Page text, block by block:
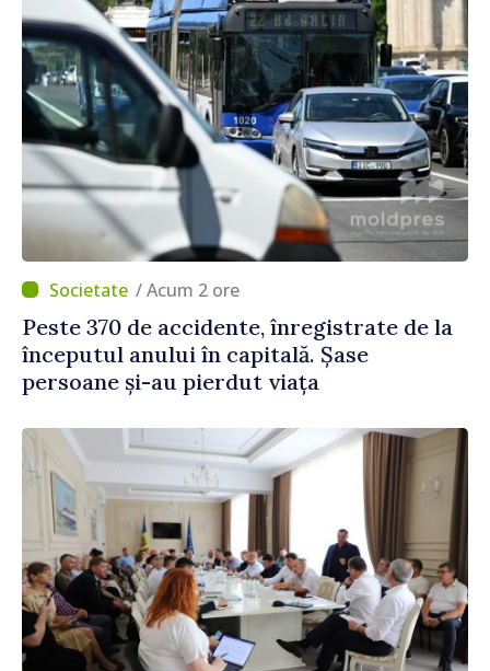
/ Acum 2 ore
Peste 370 de accidente, înregistrate de la
începutul anului în capitală. Șase
persoane și-au pierdut viața